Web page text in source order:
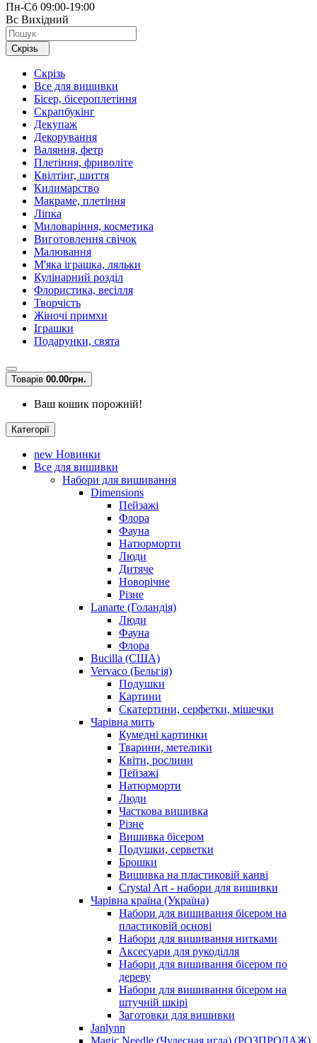
Пн-Сб 09:00-19:00
Вс Вихідний
Скрізь
Скрізь
Все для вишивки
Бісер, бісероплетіння
Скрапбукінг
Декупаж
Декорування
Валяння, фетр
Плетіння, фриволіте
Квілтінг, шиття
Килимарство
Макраме, плетіння
Ліпка
Миловаріння, косметика
Виготовлення свічок
Малювання
М'яка іграшка, ляльки
Кулінарний розділ
Флористика, весілля
Творчість
Жіночі примхи
Іграшки
Подарунки, свята
Товарів 00.00грн.
Ваш кошик порожній!
Категорії
new Новинки
Все для вишивки
Набори для вишивання
Dimensions
Пейзажі
Флора
Фауна
Натюрморти
Люди
Дитяче
Новорічне
Різне
Lanarte (Голандія)
Люди
Фауна
Флора
Bucilla (США)
Vervaco (Бельгія)
Подушки
Картини
Скатертини, серфетки, мішечки
Чарiвна мить
Кумедні картинки
Тварини, метелики
Квіти, рослини
Пейзажі
Натюрморти
Люди
Часткова вишивка
Різне
Вишивка бісером
Подушки, серветки
Брошки
Вишивка на пластиковій канві
Crystal Art - набори для вишивки
Чарівна країна (Україна)
Набори для вишивання бісером на
пластиковій основі
Набори для вишивання нитками
Аксесуари для рукоділля
Набори для вишивання бісером по
дереву
Набори для вишивання бісером на
штучній шкірі
Заготовки для вишивки
Janlynn
Magic Needle (Чудесная игла) (РОЗПРОДАЖ)